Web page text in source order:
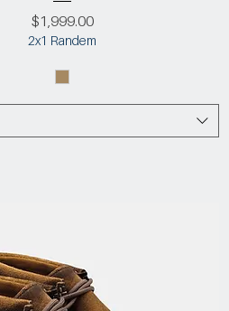
Precio
$1,999.00
2x1 Randem